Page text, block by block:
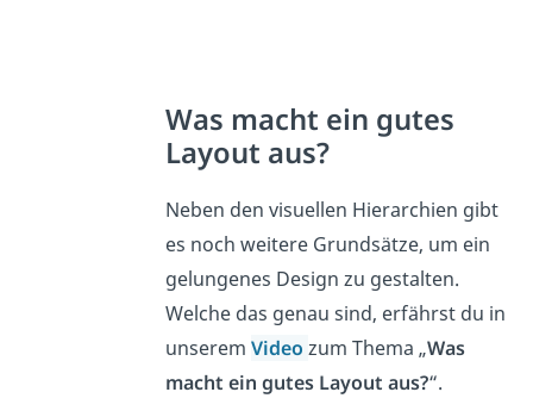
Was macht ein gutes
Layout aus?
Neben den visuellen Hierarchien gibt
es noch weitere Grundsätze, um ein
gelungenes Design zu gestalten.
Welche das genau sind, erfährst du in
unserem Video zum Thema „Was
macht ein gutes Layout aus?“.